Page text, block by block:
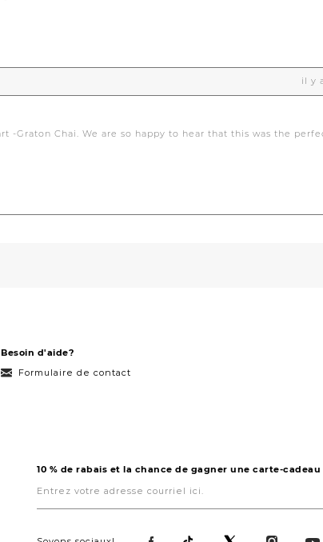
Besoin d'aide?
Formulaire de contact
10 % de rabais et la chance de gagner une carte-cadeau
votre